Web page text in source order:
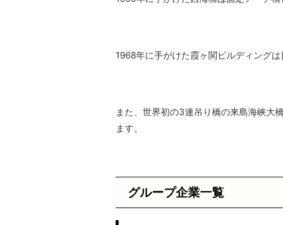
1968年に手がけた霞ヶ関ビルディングは
また、世界初の3連吊り橋の来島海峡大
ます。
グループ企業一覧